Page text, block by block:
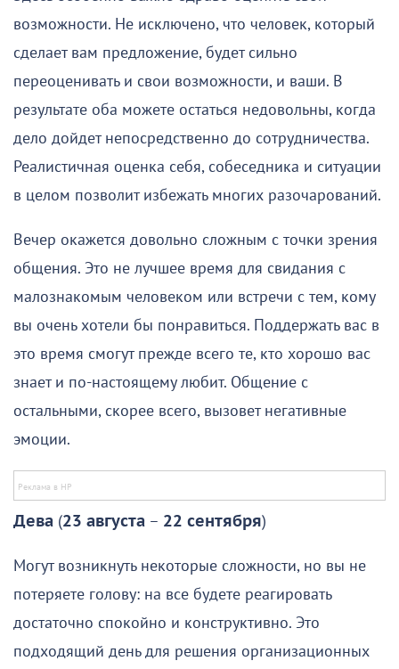
возможности. Не исключено, что человек, который
сделает вам предложение, будет сильно
переоценивать и свои возможности, и ваши. В
результате оба можете остаться недовольны, когда
дело дойдет непосредственно до сотрудничества.
Реалистичная оценка себя, собеседника и ситуации
в целом позволит избежать многих разочарований.
Вечер окажется довольно сложным с точки зрения
общения. Это не лучшее время для свидания с
малознакомым человеком или встречи с тем, кому
вы очень хотели бы понравиться. Поддержать вас в
это время смогут прежде всего те, кто хорошо вас
знает и по-настоящему любит. Общение с
остальными, скорее всего, вызовет негативные
эмоции.
Дева (23 августа – 22 сентября)
Могут возникнуть некоторые сложности, но вы не
потеряете голову: на все будете реагировать
достаточно спокойно и конструктивно. Это
подходящий день для решения организационных